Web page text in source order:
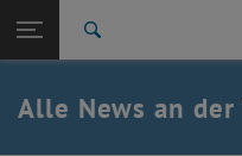
TU Login
Quicklinks
Quicklinks-Menü umschalten
Studium
Karriere
Alle News an der